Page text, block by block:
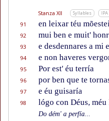
Stanza XII Syllables IPA
91 en leixar téu
92 mui ben e muit'
93 e desdennares a mi
94 e non haveres
95 Por est' éu terría
96 por ben que te
97 e éu guisaría
98 lógo con Déus,
Do dém' a perfía...